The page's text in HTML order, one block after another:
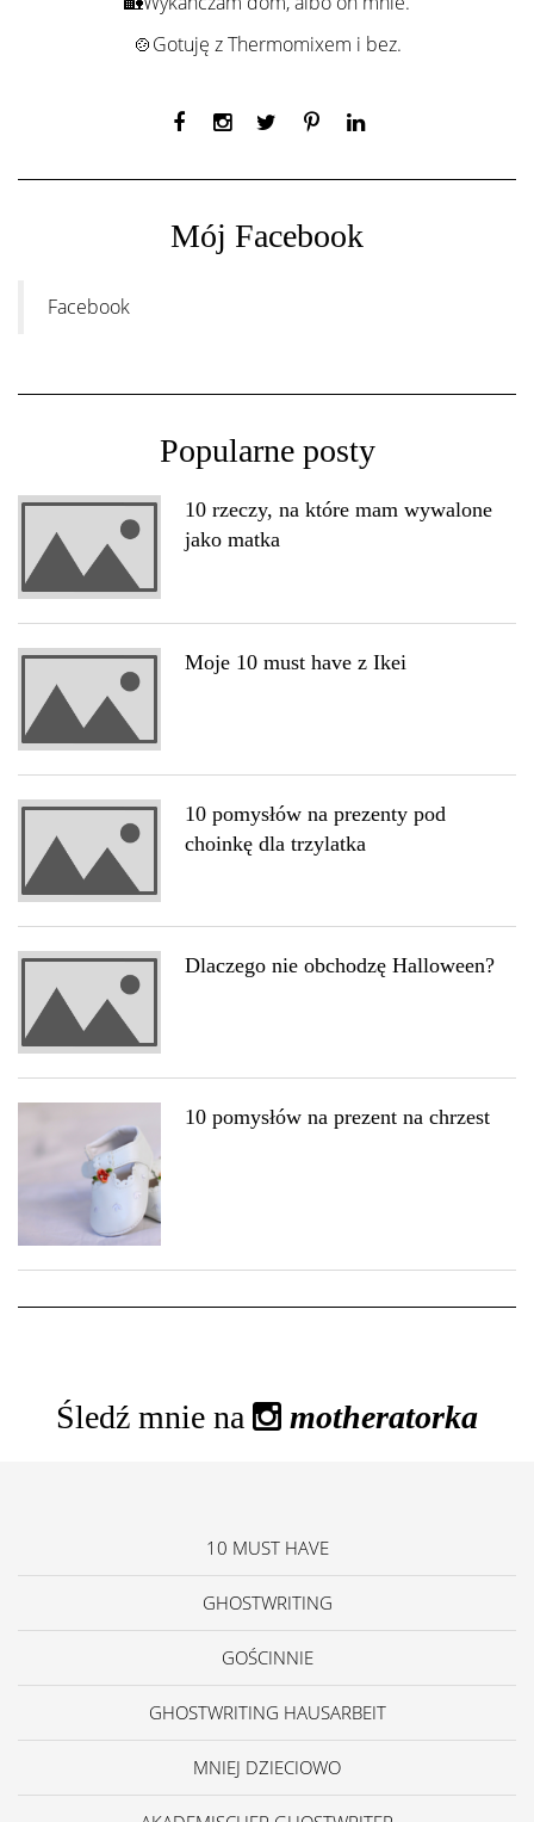
🍲Gotuję z Thermomixem i bez.
Mój Facebook
Facebook
Popularne posty
10 rzeczy, na które mam wywalone
jako matka
Moje 10 must have z Ikei
10 pomysłów na prezenty pod
choinkę dla trzylatka
Dlaczego nie obchodzę Halloween?
10 pomysłów na prezent na chrzest
Śledź mnie na motheratorka
10 MUST HAVE
GHOSTWRITING
GOŚCINNIE
GHOSTWRITING HAUSARBEIT
MNIEJ DZIECIOWO